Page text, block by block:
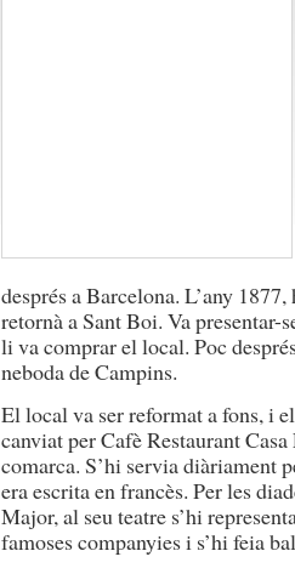
després a Barcelona. L’any
retornà a Sant Boi. Va
li va comprar el local. Poc
neboda de Campins.
El local va ser reformat a fons, i
canviat per Cafè Restaurant
comarca. S’hi servia diàriament
era escrita en francès. Per les
Major, al seu teatre s’hi
famoses companyies i s’hi feia